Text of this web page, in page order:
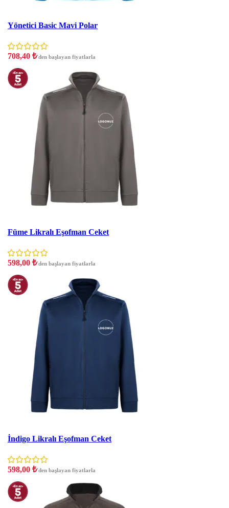
Yönetici Basic Mavi Polar
708,40 ₺'den başlayan fiyatlarla
Füme Likralı Eşofman Ceket
598,00 ₺'den başlayan fiyatlarla
İndigo Likralı Eşofman Ceket
598,00 ₺'den başlayan fiyatlarla